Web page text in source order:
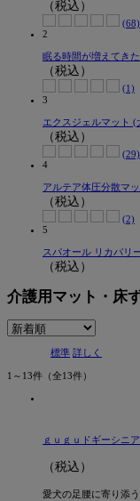
（税込）
(68)
2
眠る時間が増えてき
（税込）
(1)
3
エクスジェルマット (
（税込）
(29)
4
アルテア体圧分散マ
（税込）
(2)
5
スパオール リカバリ
（税込）
介護用マット・床
標準 詳しく
1～13件 （全13件）
ｇｕｇｕドギーシニア
（税込）
愛犬の足腰に寄り添